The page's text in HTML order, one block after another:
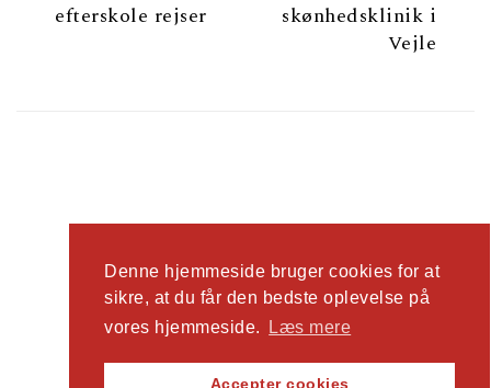
efterskole rejser
skønhedsklinik i
Vejle
2026Ad Man | Tema lavet afSpiracle Themes
Denne hjemmeside bruger cookies for at
sikre, at du får den bedste oplevelse på
vores hjemmeside.
Læs mere
Accepter cookies